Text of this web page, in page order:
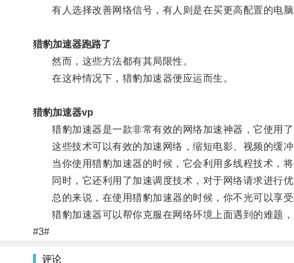
有人选择改善网络信号，有人则是在买更高配置的电脑
猎豹加速器跑路了
然而，这些方法都有其局限性。
在这种情况下，猎豹加速器便应运而生。
猎豹加速器vp
猎豹加速器是一款非常有效的网络加速神器，它使用了
这些技术可以有效的加速网络，缩短电影、视频的缓冲
当你使用猎豹加速器的时候，它会利用多线程技术，将
同时，它还利用了加速调度技术，对于网络请求进行优
总的来说，在使用猎豹加速器的时候，你不光可以享受
猎豹加速器可以帮你克服在网络环境上面遇到的难题，
#3#
评论